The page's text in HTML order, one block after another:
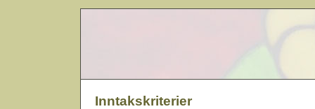
Inntakskriterier